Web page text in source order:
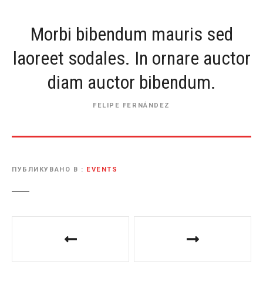
Morbi bibendum mauris sed
laoreet sodales. In ornare auctor
diam auctor bibendum.
FELIPE FERNÁNDEZ
ПУБЛИКУВАНО В EVENTS